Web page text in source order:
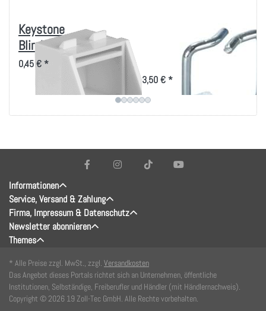
Keystone
Blindeinsätze
0,45 € *
40x40mm, vertikale
Kabelführung
3,50 € *
Informationen
Service, Versand & Zahlung
Firma, Impressum & Datenschutz
Newsletter abonnieren
Themes
* Alle Preise zzgl. MwSt., zzgl. Versandkosten
Das Angebot dieses Portals richtet sich an Unternehmen, öffentliche
Institutionen, Selbständige, Freiberufler und Händler (mit Händlernachweis).
Copyright © 2026 19 Zoll-Tec GmbH. Alle Rechte vorbehalten.